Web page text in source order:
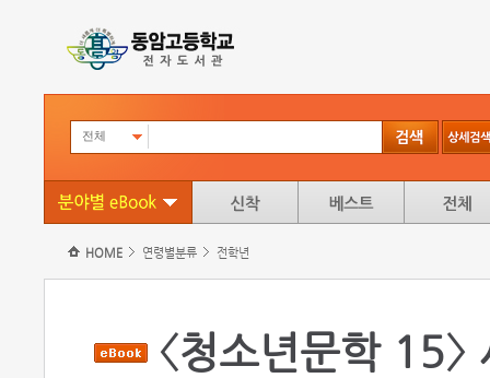
전체
HOME 연령별분류 전학년
〈청소년문학 15